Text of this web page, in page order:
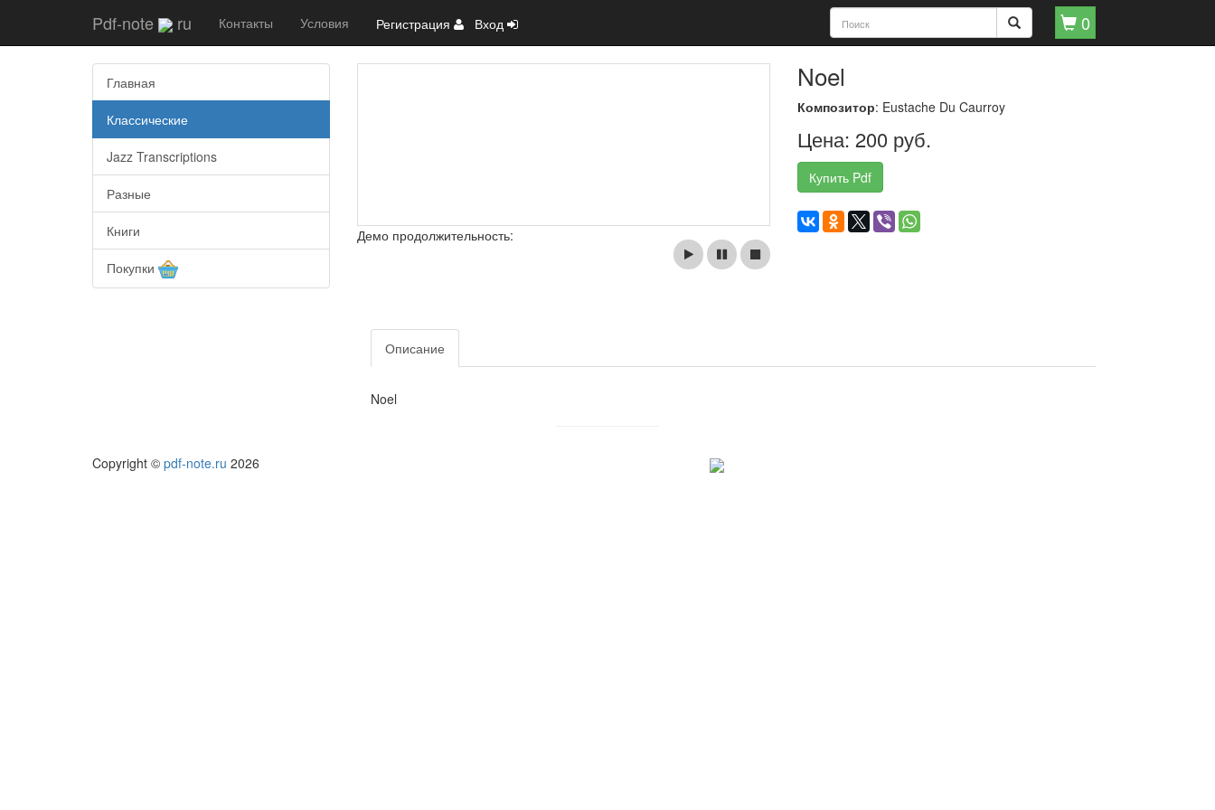
Pdf-note ru Контакты Условия 0
Регистрация Вход
Главная
Классические
Jazz Transcriptions
Разные
Книги
Покупки
Демо продолжительность:
Noel
Композитор: Eustache Du Caurroy
Цена: 200 руб.
Купить Pdf
Описание
Noel
Copyright © pdf-note.ru 2026